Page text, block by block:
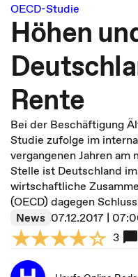
OECD-Studie
Höhen
Rente
Bei der Beschäftigung
Studie zufolge im
vergangenen Jahren
Stelle ist Deutschland
wirtschaftliche
(OECD) dagegen
News 07.12.2017 |
3